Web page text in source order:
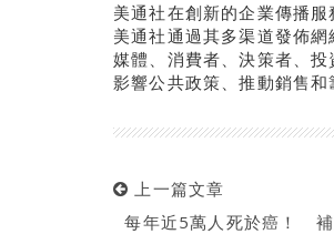
美通社在創新的企業傳播
美通社通過其多渠道發佈
媒體、消費者、決策者、
影響公共政策、推動銷售和
上一篇文章
每年近5萬人死於癌！ 補